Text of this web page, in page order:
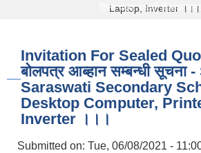
रिक्त पदमा स्थायी शिक्षक सरुवा
Laptop, Inverter ।।।
Invitation For Sealed
बाेलपत्र आब्हान सम्बन्धी सूचना
Saraswati Secondary
Desktop Computer,
Inverter ।।।
Submitted on: Tue, 06/08/2021 -